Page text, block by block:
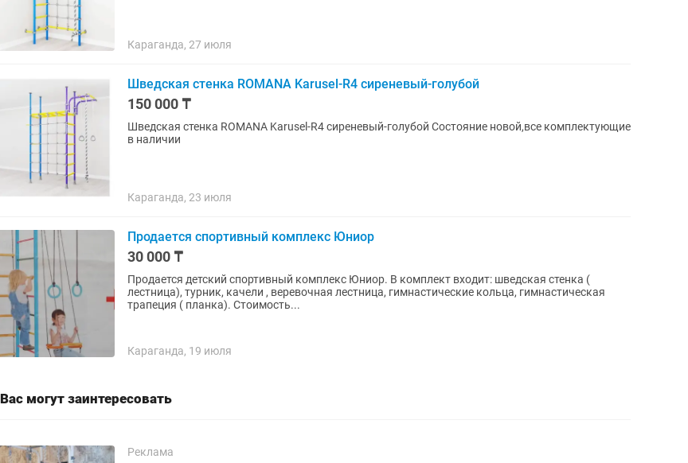
Караганда, 27 июля
Шведская стенка ROMANA Karusel-R4 сиреневый-голубой
150 000 ₸
Шведская стенка ROMANA Karusel-R4 сиреневый-голубой Состояние новой,все комплектующие
в наличии
Караганда, 23 июля
Продается спортивный комплекс Юниор
30 000 ₸
Продается детский спортивный комплекс Юниор. В комплект входит: шведская стенка (
лестница), турник, качели , веревочная лестница, гимнастические кольца, гимнастическая
трапеция ( планка). Стоимость...
Караганда, 19 июля
Вас могут заинтересовать
Реклама